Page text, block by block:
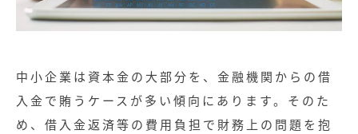
中小企業は資本金の大部分を、金融機関からの借
入金で賄うケースが多い傾向にあります。そのた
め、借入金返済等の費用負担で財務上の問題を抱